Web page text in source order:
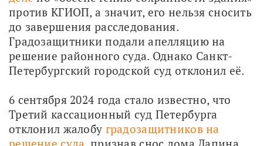
против КГИОП, а значит, его нельзя сносить
до завершения расследования.
Градозащитники подали апелляцию на
решение районного суда. Однако Санкт-
Петербургский городской суд отклонил её.
6 сентября 2024 года стало известно, что
Третий кассационный суд Петербурга
отклонил жалобу градозащитников на